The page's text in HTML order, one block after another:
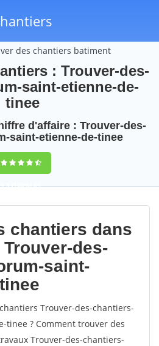
des chantiers batiment
: Trouver-des-
saint-etienne-de-
tinee
d'affaire : Trouver-des-
saint-etienne-de-tinee
9,5(100%)89
votes
chantiers dans
des-
saint-
Trouver-des-chantiers-
tinee ? Comment trouver des
Trouver-des-chantiers-